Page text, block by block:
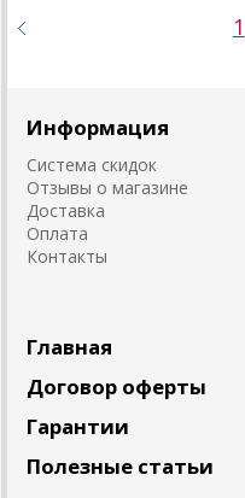
1
Информация
Система скидок
Отзывы о магазине
Доставка
Оплата
Контакты
Главная
Договор оферты
Гарантии
Полезные статьи